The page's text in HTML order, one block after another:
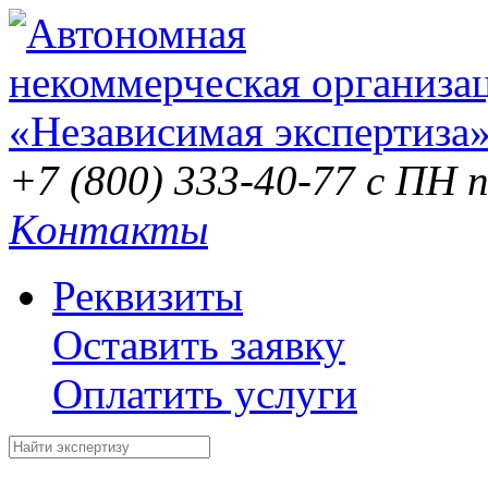
+7 (800) 333-40-77 с ПН
Контакты
Реквизиты
Оставить заявку
Оплатить услуги